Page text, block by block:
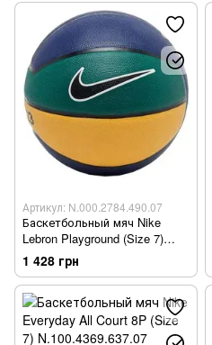
Артикул: N.000.2784.490.07
Баскетбольный мяч Nike
Lebron Playground (Size 7)
N.000.2784.490.07
1 428 грн